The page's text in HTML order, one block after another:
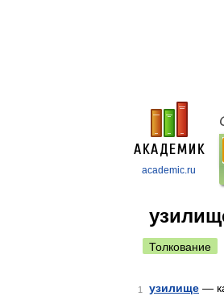
academic.ru
Толкование
1 узилище —